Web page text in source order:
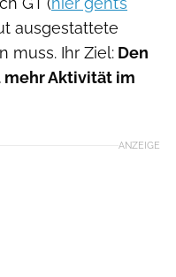
ausgestattete
muss. Ihr Ziel: Den
mehr Aktivität im
ANZEIGE